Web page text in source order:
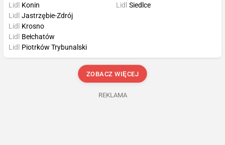
Lidl
Konin
Lidl Siedlce
Lidl Jastrzębie-Zdrój
Lidl
Krosno
Lidl
Bełchatów
Lidl
Piotrków Trybunalski
ZOBACZ WIĘCEJ
REKLAMA